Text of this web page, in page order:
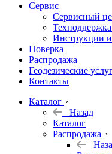
Софт
Георадары
Акции
Гидрография
Подбор
оборудования
по задачам
Архив
Геодезическое
оборудование
Сервис
Сервисный
Инструкции
Поверка
Распродажа
Геодезические
Контакты
Каталог
Назад
Каталог
Распродажа